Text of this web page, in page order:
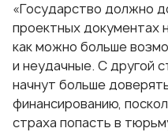
«Государство должно
проектных документах
как можно больше
и неудачные. С другой
начнут больше
финансированию,
страха попасть в